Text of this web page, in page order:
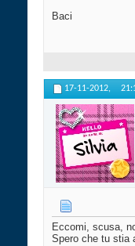
Baci
17-11-2012,
Eccomi, scusa,
Spero che tu stia